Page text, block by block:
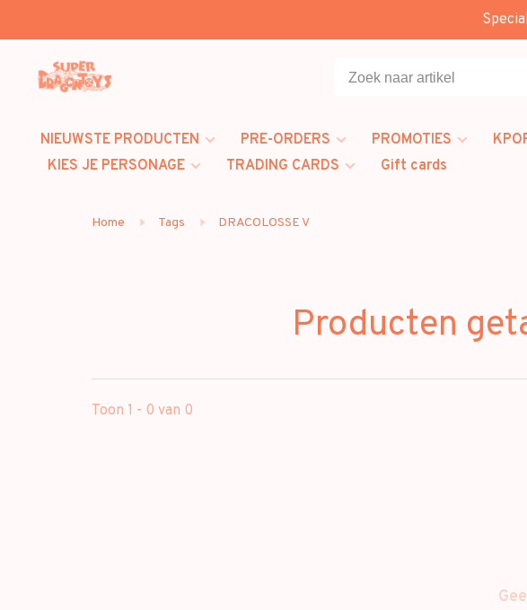
NIEUWSTE PRODUCTEN PRE-ORDERS PROMOTIES
KIES JE PERSONAGE
TRADING CARDS Gift cards
Home Tags DRACOLOSSE V
Producten
Toon 1 - 0 van 0